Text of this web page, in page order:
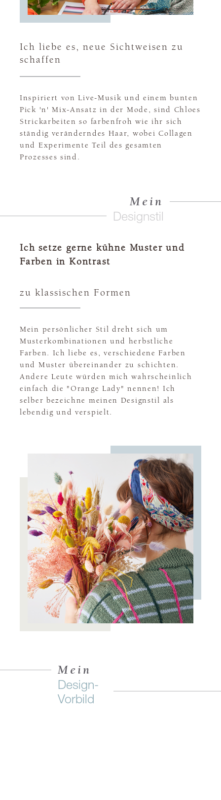
Ich liebe es, neue Sichtweisen zu
schaffen
Inspiriert von Live-Musik und einem bunten
Pick 'n' Mix-Ansatz in der Mode, sind Chloes
Strickarbeiten so farbenfroh wie ihr sich
ständig veränderndes Haar, wobei Collagen
und Experimente Teil des gesamten
Prozesses sind.
Mein
Designstil
Ich setze gerne kühne Muster und
Farben in Kontrast
zu klassischen Formen
Mein persönlicher Stil dreht sich um
Musterkombinationen und herbstliche
Farben. Ich liebe es, verschiedene Farben
und Muster übereinander zu schichten.
Andere Leute würden mich wahrscheinlich
einfach die "Orange Lady" nennen! Ich
selber bezeichne meinen Designstil als
lebendig und verspielt.
Mein
Design-
Vorbild